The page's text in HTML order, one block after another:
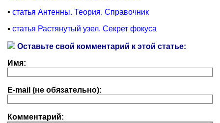
▪ статья Антенны. Теория. Справочник
▪ статья Растянутый узел. Секрет фокуса
Оставьте свой комментарий к этой статье:
Имя:
E-mail (не обязательно):
Комментарий: